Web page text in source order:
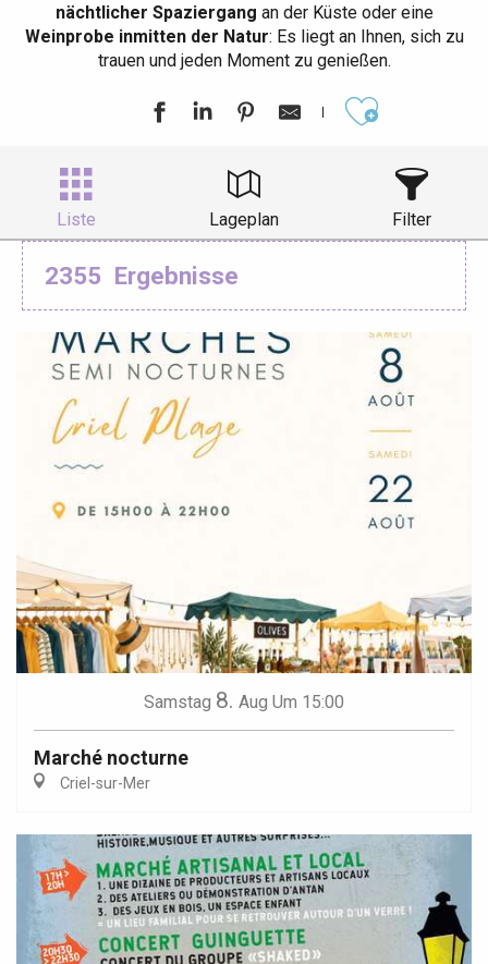
nächtlicher Spaziergang an der Küste oder eine
Weinprobe inmitten der Natur: Es liegt an Ihnen, sich zu
trauen und jeden Moment zu genießen.
Liste Lageplan Filter
2355 Ergebnisse
Samstag 8. Aug Um 15:00
Marché nocturne
Criel-sur-Mer